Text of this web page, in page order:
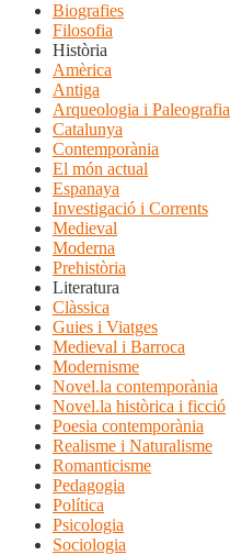
Biografies
Filosofia
Història
Amèrica
Antiga
Arqueologia i Paleografia
Catalunya
Contemporània
El món actual
Espanaya
Investigació i Corrents
Medieval
Moderna
Prehistòria
Literatura
Clàssica
Guies i Viatges
Medieval i Barroca
Modernisme
Novel.la contemporània
Novel.la històrica i ficció
Poesia contemporània
Realisme i Naturalisme
Romanticisme
Pedagogia
Política
Psicologia
Sociologia